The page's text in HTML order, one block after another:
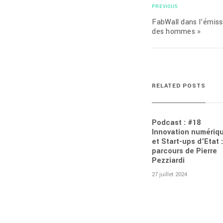
PREVIOUS
FabWall dans
des hommes »
RELATED POSTS
Podcast : #18
Innovation
et Start-ups d’Etat
parcours de Pierre
Pezziardi
27 juillet 2024